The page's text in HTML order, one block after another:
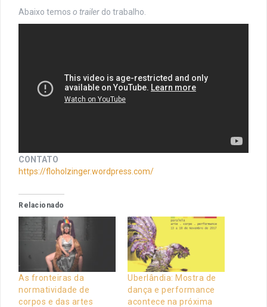
Abaixo temos o trailer do trabalho.
CONTATO
https://floholzinger.wordpress.com/
Relacionado
As fronteiras da
normatividade de
corpos e das artes
Uberlândia: Mostra de
dança e performance
acontece na próxima